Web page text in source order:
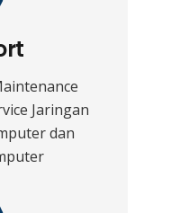
Jaringan
dan